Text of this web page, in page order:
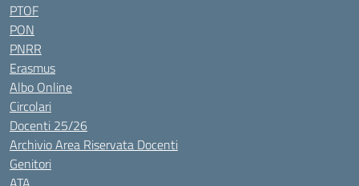
PTOF
PON
PNRR
Erasmus
Albo Online
Circolari
Docenti 25/26
Archivio Area Riservata Docenti
Genitori